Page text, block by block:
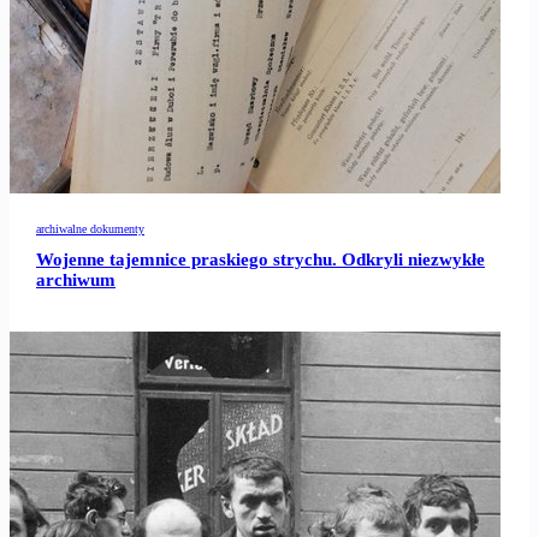
archiwalne dokumenty
Wojenne tajemnice praskiego strychu. Odkryli niezwykłe
archiwum